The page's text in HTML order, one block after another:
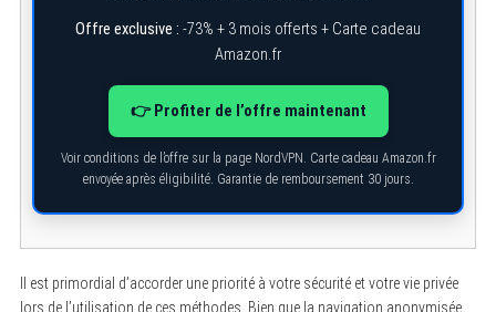
Offre exclusive : -73% + 3 mois offerts + Carte cadeau
Amazon.fr
👉 Profiter de l’offre maintenant
Voir conditions de l’offre sur la page NordVPN. Carte cadeau Amazon.fr
envoyée après éligibilité. Garantie de remboursement 30 jours.
Il est primordial d’accorder une priorité à votre sécurité et votre vie privée
lors de l’utilisation de ces méthodes. Bien que la navigation anonymisée
a
r
: